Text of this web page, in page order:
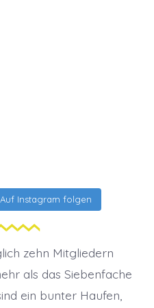
Auf Instagram folgen
zehn Mitgliedern
als das Siebenfache
ein bunter Haufen,